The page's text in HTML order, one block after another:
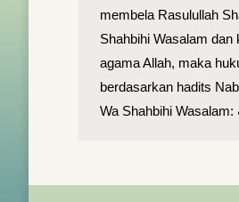
membela Rasulullah
Shahbihi Wasalam
agama Allah, maka
berdasarkan hadits